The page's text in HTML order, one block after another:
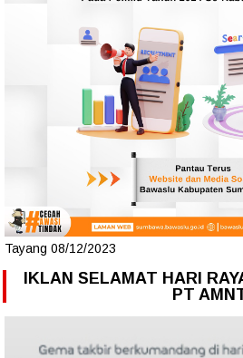
Tayang 08/12/2023
IKLAN SELAMAT HARI
PT